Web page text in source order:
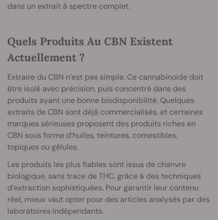
dans un extrait à spectre complet.
Quels Produits Au CBN Existent
Actuellement ?
Extraire du CBN n’est pas simple. Ce cannabinoïde doit
être isolé avec précision, puis concentré dans des
produits ayant une bonne biodisponibilité. Quelques
extraits de CBN sont déjà commercialisés, et certaines
marques sérieuses proposent des produits riches en
CBN sous forme d’huiles, teintures, comestibles,
topiques ou gélules.
Les produits les plus fiables sont issus de chanvre
biologique, sans trace de THC, grâce à des techniques
d’extraction sophistiquées. Pour garantir leur contenu
réel, mieux vaut opter pour des articles analysés par des
laboratoires indépendants.